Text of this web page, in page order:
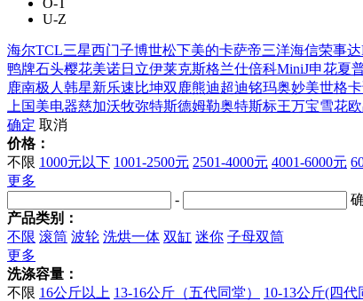
U-Z
海尔TCL三星西门子博世松下美的卡萨帝三洋海信荣事达
鸭牌石头樱花美诺日立伊莱克斯格兰仕倍科MiniJ申花夏
鹿南极人 韩星新乐速比坤双鹿熊迪超迪铭玛奥妙美世格
上 国美电器慈加沃牧弥特斯德姆勒奥特斯标王万宝雪花
确定 取消
价格：
不限 1000元以下 1001-2500元 2501-4000元 4001-6000元
更多
-
产品类别：
不限 滚筒 波轮 洗烘一体 双缸 迷你 子母双筒
更多
洗涤容量：
不限 16公斤以上 13-16公斤（五代同堂） 10-13公斤(四代